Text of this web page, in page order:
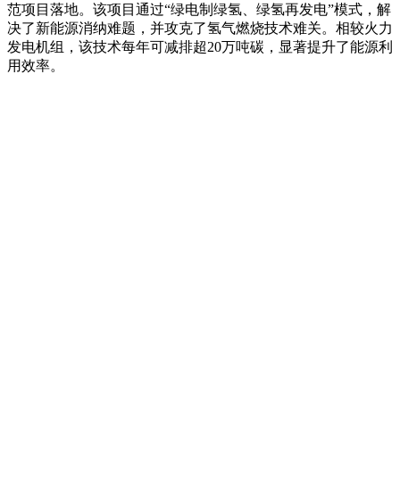
范项目落地。该项目通过“绿电制绿氢、绿氢再发电”模式，解
决了新能源消纳难题，并攻克了氢气燃烧技术难关。相较火力
发电机组，该技术每年可减排超20万吨碳，显著提升了能源利
用效率。